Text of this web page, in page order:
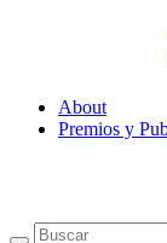
About
Premios y